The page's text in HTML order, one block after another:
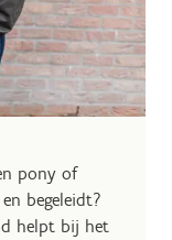
pony of
begeleidt?
helpt bij het